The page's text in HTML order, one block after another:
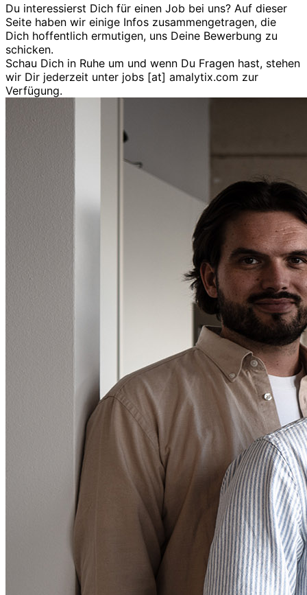
Du interessierst Dich für einen Job bei uns? Auf dieser
Seite haben wir einige Infos zusammengetragen, die
Dich hoffentlich ermutigen, uns Deine Bewerbung zu
schicken.
Schau Dich in Ruhe um und wenn Du Fragen hast, stehen
wir Dir jederzeit unter jobs [at] amalytix.com zur
Verfügung.